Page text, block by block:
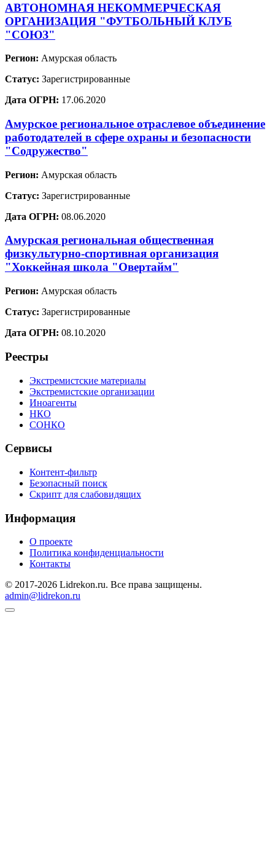
АВТОНОМНАЯ НЕКОММЕРЧЕСКАЯ
ОРГАНИЗАЦИЯ "ФУТБОЛЬНЫЙ КЛУБ
"СОЮЗ"
Регион: Амурская область
Статус: Зарегистрированные
Дата ОГРН: 17.06.2020
Амурское региональное отраслевое объединение
работодателей в сфере охраны и безопасности
"Содружество"
Регион: Амурская область
Статус: Зарегистрированные
Дата ОГРН: 08.06.2020
Амурская региональная общественная
физкультурно-спортивная организация
"Хоккейная школа "Овертайм"
Регион: Амурская область
Статус: Зарегистрированные
Дата ОГРН: 08.10.2020
Реестры
Экстремистские материалы
Экстремистские организации
Иноагенты
НКО
СОНКО
Сервисы
Контент-фильтр
Безопасный поиск
Скрипт для слабовидящих
Информация
О проекте
Политика конфиденциальности
Контакты
© 2017-2026 Lidrekon.ru. Все права защищены.
admin@lidrekon.ru